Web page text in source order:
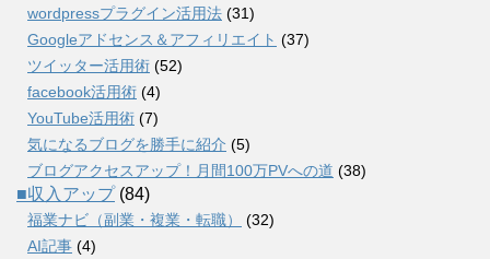
wordpressプラグイン活用法 (31)
Googleアドセンス＆アフィリエイト (37)
ツイッター活用術 (52)
facebook活用術 (4)
YouTube活用術 (7)
気になるブログを勝手に紹介 (5)
ブログアクセスアップ！月間100万PVへの道 (38)
■収入アップ(84)
福業ナビ（副業・複業・転職）
(32)
AI記事 (4)